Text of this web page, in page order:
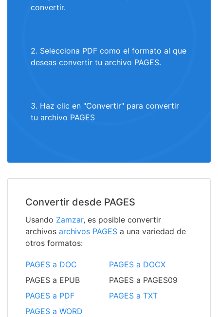
convertir.
2. Selecciona PDF como el formato al que
deseas convertir tu archivo PAGES.
3. Haz clic en "Convertir" para convertir
tu archivo PAGES
Convertir desde PAGES
Usando Zamzar, es posible convertir
archivos archivos PAGES a una variedad de
otros formatos:
PAGES a DOC
PAGES a DOCX
PAGES a EPUB
PAGES a PAGES09
PAGES a PDF
PAGES a TXT
PAGES a WORD